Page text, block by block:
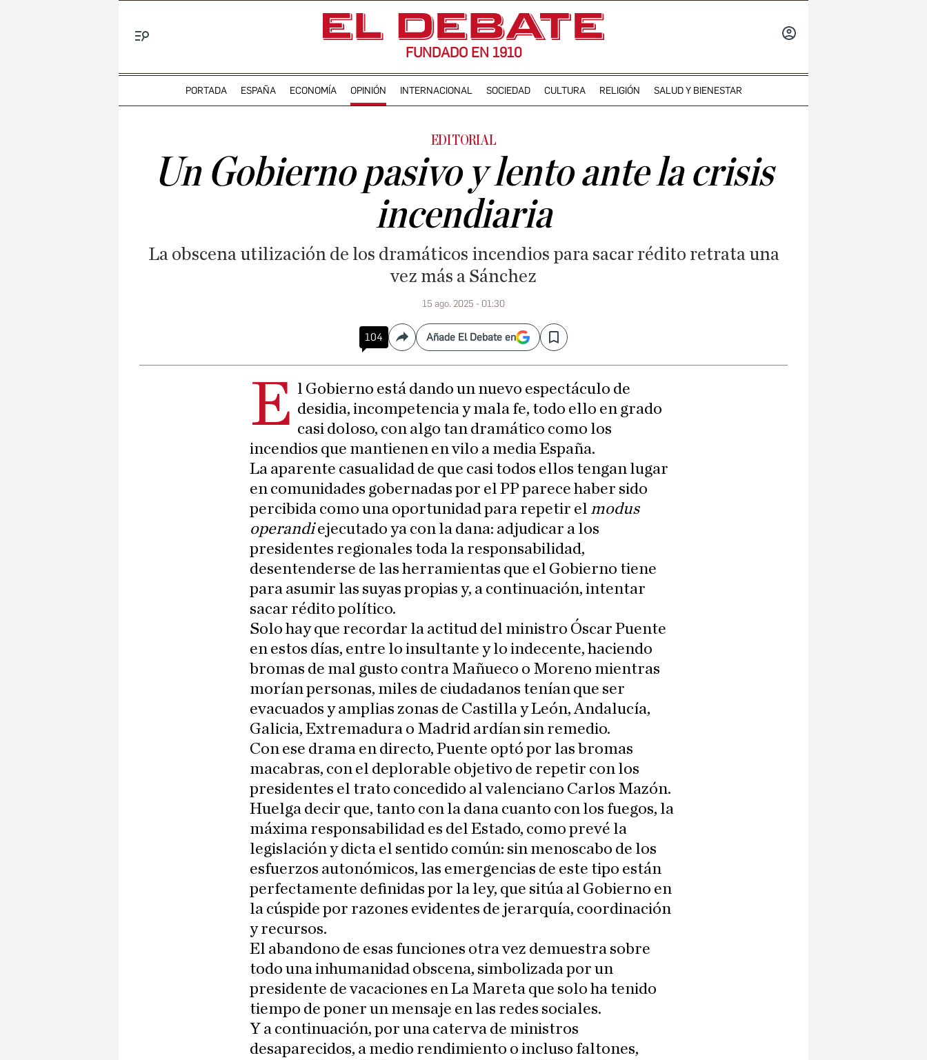
FUNDADO EN 1910
PORTADA ESPAÑA ECONOMÍA OPINIÓN INTERNACIONAL SOCIEDAD CULTURA RELIGIÓN SALUD Y BIENESTAR
EDITORIAL
Un Gobierno pasivo y lento ante la crisis
incendiaria
La obscena utilización de los dramáticos incendios para sacar rédito retrata una
vez más a Sánchez
15 ago. 2025 - 01:30
104 CompartirAñade El Debate en Save
E l Gobierno está dando un nuevo espectáculo de
desidia, incompetencia y mala fe, todo ello en grado
casi doloso, con algo tan dramático como los
incendios que mantienen en vilo a media España.
La aparente casualidad de que casi todos ellos tengan lugar
en comunidades gobernadas por el PP parece haber sido
percibida como una oportunidad para repetir el modus
operandiejecutado ya con la dana: adjudicar a los
presidentes regionales toda la responsabilidad,
desentenderse de las herramientas que el Gobierno tiene
para asumir las suyas propias y, a continuación, intentar
sacar rédito político.
Solo hay que recordar la actitud del ministro Óscar Puente
en estos días, entre lo insultante y lo indecente, haciendo
bromas de mal gusto contra Mañueco o Moreno mientras
morían personas, miles de ciudadanos tenían que ser
evacuados y amplias zonas de Castilla y León, Andalucía,
Galicia, Extremadura o Madrid ardían sin remedio.
Con ese drama en directo, Puente optó por las bromas
macabras, con el deplorable objetivo de repetir con los
presidentes el trato concedido al valenciano Carlos Mazón.
Huelga decir que, tanto con la dana cuanto con los fuegos, la
máxima responsabilidad es del Estado, como prevé la
legislación y dicta el sentido común: sin menoscabo de los
esfuerzos autonómicos, las emergencias de este tipo están
perfectamente definidas por la ley, que sitúa al Gobierno en
la cúspide por razones evidentes de jerarquía, coordinación
y recursos.
El abandono de esas funciones otra vez demuestra sobre
todo una inhumanidad obscena, simbolizada por un
presidente de vacaciones en La Mareta que solo ha tenido
tiempo de poner un mensaje en las redes sociales.
Y a continuación, por una caterva de ministros
desaparecidos, a medio rendimiento o incluso faltones,